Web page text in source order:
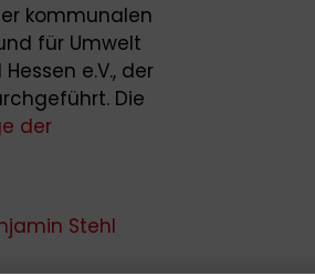
kommunalen
für Umwelt
e.V., der
Die
der
Stehl